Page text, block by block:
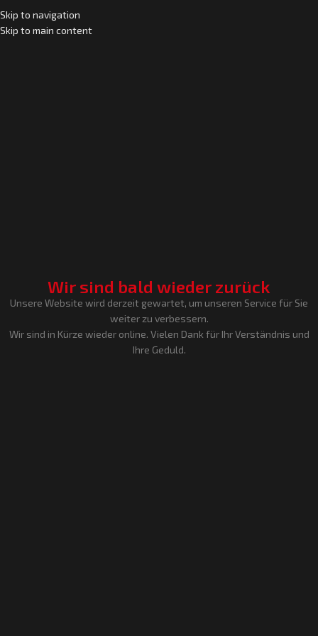
Skip to navigation
Skip to main content
Wir sind bald wieder zurück
Unsere Website wird derzeit gewartet, um unseren Service für Sie
weiter zu verbessern.
Wir sind in Kürze wieder online. Vielen Dank für Ihr Verständnis und
Ihre Geduld.